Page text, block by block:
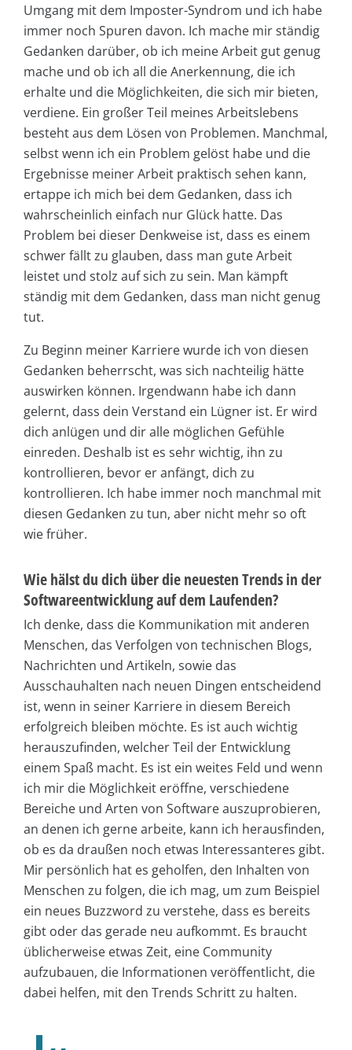
Umgang mit dem Imposter-Syndrom und ich habe
immer noch Spuren davon. Ich mache mir ständig
Gedanken darüber, ob ich meine Arbeit gut genug
mache und ob ich all die Anerkennung, die ich
erhalte und die Möglichkeiten, die sich mir bieten,
verdiene. Ein großer Teil meines Arbeitslebens
besteht aus dem Lösen von Problemen. Manchmal,
selbst wenn ich ein Problem gelöst habe und die
Ergebnisse meiner Arbeit praktisch sehen kann,
ertappe ich mich bei dem Gedanken, dass ich
wahrscheinlich einfach nur Glück hatte. Das
Problem bei dieser Denkweise ist, dass es einem
schwer fällt zu glauben, dass man gute Arbeit
leistet und stolz auf sich zu sein. Man kämpft
ständig mit dem Gedanken, dass man nicht genug
tut.
Zu Beginn meiner Karriere wurde ich von diesen
Gedanken beherrscht, was sich nachteilig hätte
auswirken können. Irgendwann habe ich dann
gelernt, dass dein Verstand ein Lügner ist. Er wird
dich anlügen und dir alle möglichen Gefühle
einreden. Deshalb ist es sehr wichtig, ihn zu
kontrollieren, bevor er anfängt, dich zu
kontrollieren. Ich habe immer noch manchmal mit
diesen Gedanken zu tun, aber nicht mehr so oft
wie früher.
Wie hälst du dich über die neuesten Trends in der
Softwareentwicklung auf dem Laufenden?
Ich denke, dass die Kommunikation mit anderen
Menschen, das Verfolgen von technischen Blogs,
Nachrichten und Artikeln, sowie das
Ausschauhalten nach neuen Dingen entscheidend
ist, wenn in seiner Karriere in diesem Bereich
erfolgreich bleiben möchte. Es ist auch wichtig
herauszufinden, welcher Teil der Entwicklung
einem Spaß macht. Es ist ein weites Feld und wenn
ich mir die Möglichkeit eröffne, verschiedene
Bereiche und Arten von Software auszuprobieren,
an denen ich gerne arbeite, kann ich herausfinden,
ob es da draußen noch etwas Interessanteres gibt.
Mir persönlich hat es geholfen, den Inhalten von
Menschen zu folgen, die ich mag, um zum Beispiel
ein neues Buzzword zu verstehe, dass es bereits
gibt oder das gerade neu aufkommt. Es braucht
üblicherweise etwas Zeit, eine Community
aufzubauen, die Informationen veröffentlicht, die
dabei helfen, mit den Trends Schritt zu halten.